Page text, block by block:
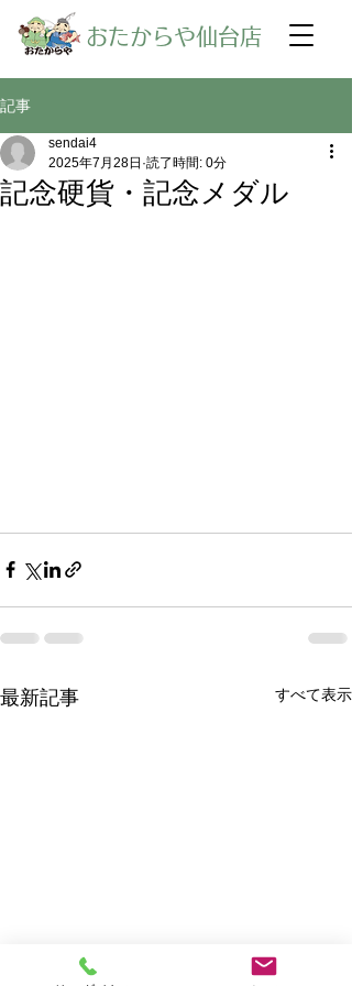
​おたからや仙台店
記事
記念硬貨・記念メダル
sendai4
2025年7月28日 読了時間: 0分
最新記事 すべて表示